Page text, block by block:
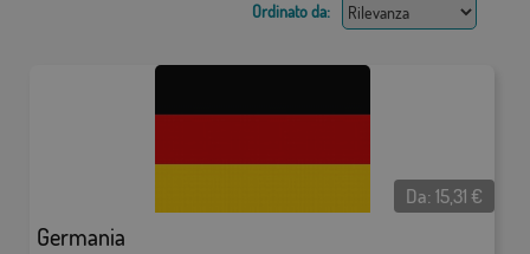
Ordinato da:
Germania
Da:15,31 €